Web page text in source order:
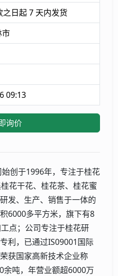
之日起 7 天内发货
市
09:13
询价
创于1996年，专注于桂花
花干花、桂花茶、桂花蜜
发、生产、销售于一体的
6000多平方米，旗下有8
点；公司专注于桂花研
利，已通过IS09001国际
获国家高新技术企业称
余吨，年营业额超6000万